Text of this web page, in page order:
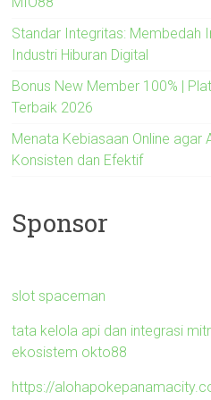
Standar Integritas: Membedah
Industri Hiburan Digital
Bonus New Member 100% |
Terbaik 2026
Menata Kebiasaan Online agar
Konsisten dan Efektif
Sponsor
slot spaceman
tata kelola api dan integrasi
ekosistem okto88
https://